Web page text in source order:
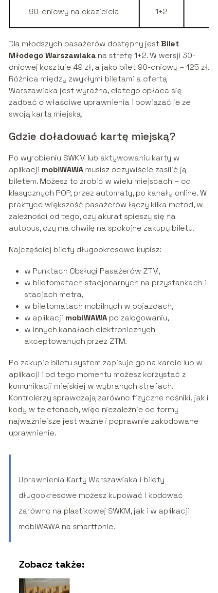
90-dniowy na okaziciela 1+2
Dla młodszych pasażerów dostępny jestBilet
Młodego Warszawiakana strefę 1+2. W wersji 30-
dniowej kosztuje 49 zł, a jako bilet 90-dniowy – 125 zł.
Różnica między zwykłymi biletami a ofertą
Warszawiaka jest wyraźna, dlatego opłaca się
zadbać o właściwe uprawnienia i powiązać je ze
swoją kartą miejską.
Gdzie doładować kartę miejską?
Po wyrobieniu SWKM lub aktywowaniu karty w
aplikacji mobiWAWAmusisz oczywiście zasilić ją
biletem. Możesz to zrobić w wielu miejscach – od
klasycznych POP, przez automaty, po kanały online. W
praktyce większość pasażerów łączy kilka metod, w
zależności od tego, czy akurat spieszy się na
autobus, czy ma chwilę na spokojne zakupy biletu.
Najczęściej bilety długookresowe kupisz:
w Punktach Obsługi Pasażerów ZTM,
w biletomatach stacjonarnych na przystankach i
stacjach metra,
w biletomatach mobilnych w pojazdach,
w aplikacji mobiWAWApo zalogowaniu,
w innych kanałach elektronicznych
akceptowanych przez ZTM.
Po zakupie biletu system zapisuje go na karcie lub w
aplikacji i od tego momentu możesz korzystać z
komunikacji miejskiej w wybranych strefach.
Kontrolerzy sprawdzają zarówno fizyczne nośniki, jak i
kody w telefonach, więc niezależnie od formy
najważniejsze jest ważne i poprawnie zakodowane
uprawnienie.
Uprawnienia Karty Warszawiaka i bilety
długookresowe możesz kupować i kodować
zarówno na plastikowej SWKM, jak i w aplikacji
mobiWAWA na smartfonie.
Zobacz także: